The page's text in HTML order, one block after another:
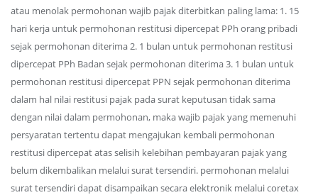
atau menolak permohonan wajib pajak diterbitkan paling lama: 1. 15
hari kerja untuk permohonan restitusi dipercepat PPh orang pribadi
sejak permohonan diterima 2. 1 bulan untuk permohonan restitusi
dipercepat PPh Badan sejak permohonan diterima 3. 1 bulan untuk
permohonan restitusi dipercepat PPN sejak permohonan diterima
dalam hal nilai restitusi pajak pada surat keputusan tidak sama
dengan nilai dalam permohonan, maka wajib pajak yang memenuhi
persyaratan tertentu dapat mengajukan kembali permohonan
restitusi dipercepat atas selisih kelebihan pembayaran pajak yang
belum dikembalikan melalui surat tersendiri. permohonan melalui
surat tersendiri dapat disampaikan secara elektronik melalui coretax